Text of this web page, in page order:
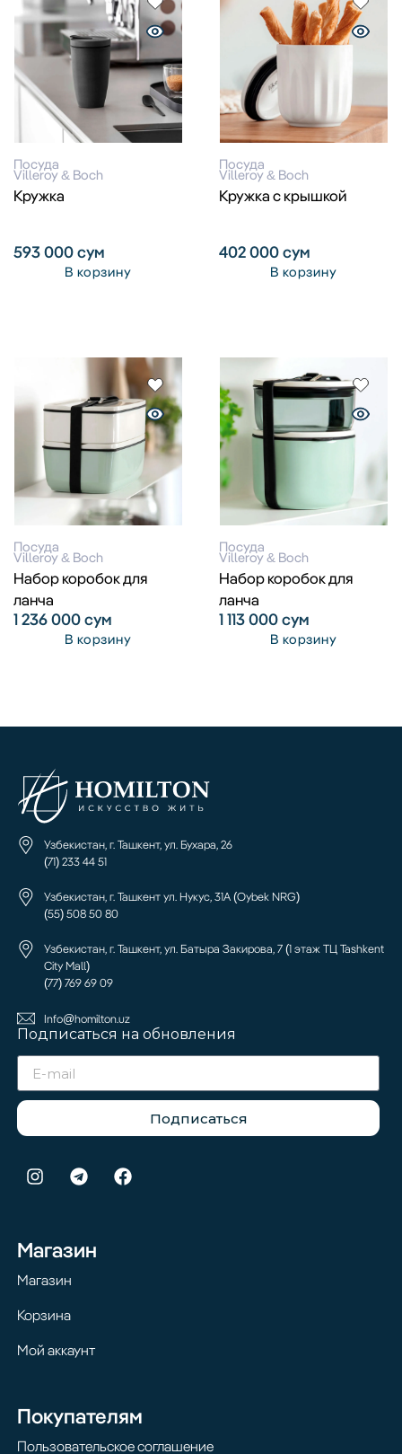
Посуда
Villeroy & Boch
Кружка
593 000сум
В корзину
Посуда
Villeroy & Boch
Кружка с крышкой
402 000сум
В корзину
Посуда
Villeroy & Boch
Набор коробок для
ланча
1 236 000сум
В корзину
Посуда
Villeroy & Boch
Набор коробок для
ланча
1 113 000сум
В корзину
Узбекистан, г. Ташкент, ул. Бухара, 26
(71) 233 44 51
Узбекистан, г. Ташкент ул. Нукус, 31А (Oybek NRG)
(55) 508 50 80
Узбекистан, г. Ташкент, ул. Батыра Закирова, 7 (1 этаж ТЦ Tashkent
City Mall)
(77) 769 69 09
Info@homilton.uz
Подписаться на обновления
Подписаться
Магазин
Магазин
Корзина
Мой аккаунт
Покупателям
Пользовательское соглашение